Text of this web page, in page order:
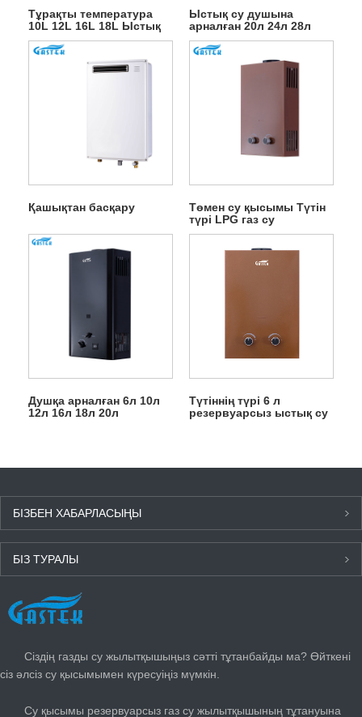
Тұрақты температура
10L 12L 16L 18L Ыстық
сатылым түтін түрі
Қабырғаға орнатылатын
резервуарсыз жылдам
LPG табиғи ыстық су
Ыстық су душына
арналған 20л 24л 28л
желдеткіш мәжбүрлі
сыртқы газ гейзері
Қашықтан басқару
Төмен су қысымы Түтін
түрі LPG газ су
жылытқыштарын іске
Душқа арналған 6л 10л
12л 16л 18л 20л
Түтіннің түрі 6 л
резервуарсыз ыстық су
БІЗБЕН ХАБАРЛАСЫҢЫ
БІЗ ТУРАЛЫ
СОҢҒЫ ЖАҢАЛЫҚТАР
Сіздің газды су жылытқышыңыз сәтті тұтанбайды ма? Өйткені
сіз әлсіз су қысымымен күресуіңіз мүмкін.
Су қысымы резервуарсыз газ су жылытқышының тұтануына